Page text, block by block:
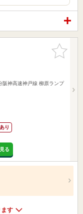
お気に入
りに追加
阪神高速神戸線 柳原ランプ
り
る
す